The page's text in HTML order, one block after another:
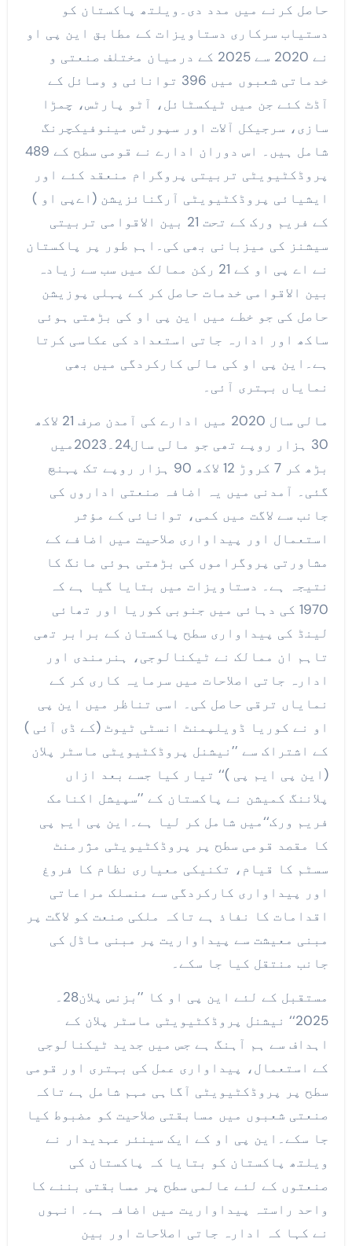
حاصل کرنے میں مدد دی۔ویلتھ پاکستان کو
دستیاب سرکاری دستاویزات کے مطابق این پی او
نے 2020 سے 2025 کے درمیان مختلف صنعتی و
خدماتی شعبوں میں 396 توانائی و وسائل کے
آڈٹ کئے جن میں ٹیکسٹائل، آٹو پارٹس، چمڑا
سازی، سرجیکل آلات اور سپورٹس مینوفیکچرنگ
شامل ہیں۔ اس دوران ادارے نے قومی سطح کے 489
پروڈکٹیویٹی تربیتی پروگرام منعقد کئے اور
ایشیائی پروڈکٹیویٹی آرگنائزیشن (اےپی او )
کے فریم ورک کے تحت 21 بین الاقوامی تربیتی
سیشنز کی میزبانی بھی کی۔اہم طور پر پاکستان
نے اے پی او کے 21 رکن ممالک میں سب سے زیادہ
بین الاقوامی خدمات حاصل کر کے پہلی پوزیشن
حاصل کی جو خطے میں این پی او کی بڑھتی ہوئی
ساکھ اور ادارہ جاتی استعداد کی عکاسی کرتا
ہے۔این پی او کی مالی کارکردگی میں بھی
نمایاں بہتری آئی۔
مالی سال 2020 میں ادارے کی آمدن صرف 21 لاکھ
30 ہزار روپے تھی جو مالی سال24۔2023میں
بڑھ کر 7 کروڑ 12 لاکھ 90 ہزار روپے تک پہنچ
گئی۔ آمدنی میں یہ اضافہ صنعتی اداروں کی
جانب سے لاگت میں کمی، توانائی کے مؤثر
استعمال اور پیداواری صلاحیت میں اضافے کے
مشاورتی پروگراموں کی بڑھتی ہوئی مانگ کا
نتیجہ ہے۔ دستاویزات میں بتایا گیا ہے کہ
1970 کی دہائی میں جنوبی کوریا اور تھائی
لینڈ کی پیداواری سطح پاکستان کے برابر تھی
تاہم ان ممالک نے ٹیکنالوجی، ہنرمندی اور
ادارہ جاتی اصلاحات میں سرمایہ کاری کر کے
نمایاں ترقی حاصل کی۔ اسی تناظر میں این پی
او نے کوریا ڈویلپمنٹ انسٹی ٹیوٹ (کے ڈی آئی )
کے اشتراک سے ’’نیشنل پروڈکٹیویٹی ماسٹر پلان
(این پی ایم پی )‘‘ تیار کیا جسے بعد ازاں
پلاننگ کمیشن نے پاکستان کے ’’سپیشل اکنامک
فریم ورک‘‘میں شامل کر لیا ہے۔این پی ایم پی
کا مقصد قومی سطح پر پروڈکٹیویٹی مژرمنٹ
سسٹم کا قیام، تکنیکی معیاری نظام کا فروغ
اور پیداواری کارکردگی سے منسلک مراعاتی
اقدامات کا نفاذ ہے تاکہ ملکی صنعت کو لاگت پر
مبنی معیشت سے پیداواریت پر مبنی ماڈل کی
جانب منتقل کیا جا سکے۔
مستقبل کے لئے این پی او کا ’’بزنس پلان28۔
2025‘‘ نیشنل پروڈکٹیویٹی ماسٹر پلان کے
اہداف سے ہم آہنگ ہے جس میں جدید ٹیکنالوجی
کے استعمال، پیداواری عمل کی بہتری اور قومی
سطح پر پروڈکٹیویٹی آگاہی مہم شامل ہے تاکہ
صنعتی شعبوں میں مسابقتی صلاحیت کو مضبوط کیا
جا سکے۔این پی او کے ایک سینئر عہدیدار نے
ویلتھ پاکستان کو بتایا کہ پاکستان کی
صنعتوں کے لئے عالمی سطح پر مسابقتی بننے کا
واحد راستہ پیداواریت میں اضافہ ہے۔ انہوں
نے کہا کہ ادارہ جاتی اصلاحات اور بین